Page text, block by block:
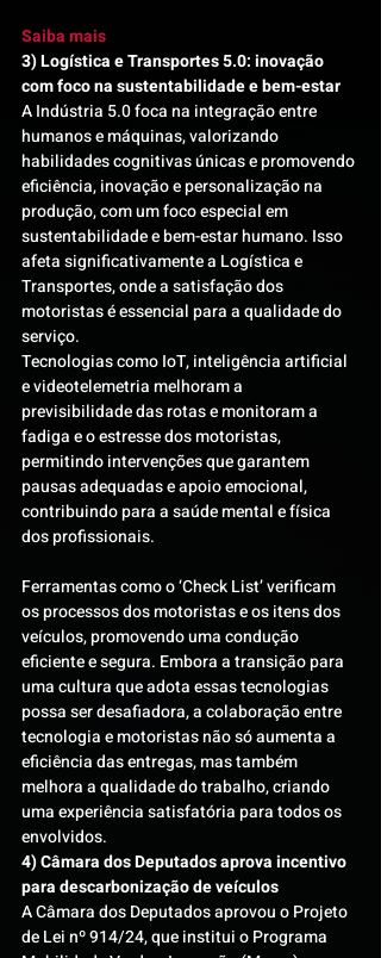
Saiba mais
3) Logística e Transportes 5.0: inovação
com foco na sustentabilidade e bem-estar
A Indústria 5.0 foca na integração entre
humanos e máquinas, valorizando
habilidades cognitivas únicas e promovendo
eficiência, inovação e personalização na
produção, com um foco especial em
sustentabilidade e bem-estar humano. Isso
afeta significativamente a Logística e
Transportes, onde a satisfação dos
motoristas é essencial para a qualidade do
serviço.
Tecnologias como IoT, inteligência artificial
e videotelemetria melhoram a
previsibilidade das rotas e monitoram a
fadiga e o estresse dos motoristas,
permitindo intervenções que garantem
pausas adequadas e apoio emocional,
contribuindo para a saúde mental e física
dos profissionais.
Ferramentas como o ‘Check List’ verificam
os processos dos motoristas e os itens dos
veículos, promovendo uma condução
eficiente e segura. Embora a transição para
uma cultura que adota essas tecnologias
possa ser desafiadora, a colaboração entre
tecnologia e motoristas não só aumenta a
eficiência das entregas, mas também
melhora a qualidade do trabalho, criando
uma experiência satisfatória para todos os
envolvidos.
4) Câmara dos Deputados aprova incentivo
para descarbonização de veículos
A Câmara dos Deputados aprovou o Projeto
de Lei nº 914/24, que institui o Programa